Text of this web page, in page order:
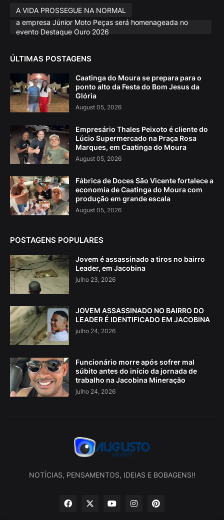
A VIDA PROSSEGUE NA NORMAL
a empresa Júnior Moto Peças será homenageada no
evento Destaque Ouro 2026
ÚLTIMAS POSTAGENS
Caatinga do Moura se prepara para o
ponto alto da Festa do Bom Jesus da
Glória
August 05, 2026
Empresário Thales Peixoto é cliente do
Lúcio Supermercado na Praça Rosa
Marques, em Caatinga do Moura
August 05, 2026
Fábrica de Doces São Vicente fortalece a
economia de Caatinga do Moura com
produção em grande escala
August 05, 2026
POSTAGENS POPULARES
Jovem é assassinado a tiros no bairro
Leader, em Jacobina
julho 23, 2026
JOVEM ASSASSINADO NO BAIRRO DO
LEADER É IDENTIFICADO EM JACOBINA
julho 24, 2026
Funcionário morre após sofrer mal
súbito antes do início da jornada de
trabalho na Jacobina Mineração
julho 24, 2026
NOTÍCIAS, PENSAMENTOS, IDEIAS E BOBAGENS!!